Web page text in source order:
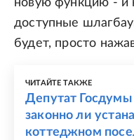
новую функцию - и
доступные
будет, просто
ЧИТАЙТЕ ТАКЖЕ
Депутат Госдумы
законно ли
коттеджном